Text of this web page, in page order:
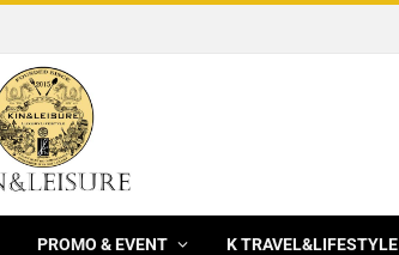
PROMO & EVENT K TRAVEL&LIFESTYLE